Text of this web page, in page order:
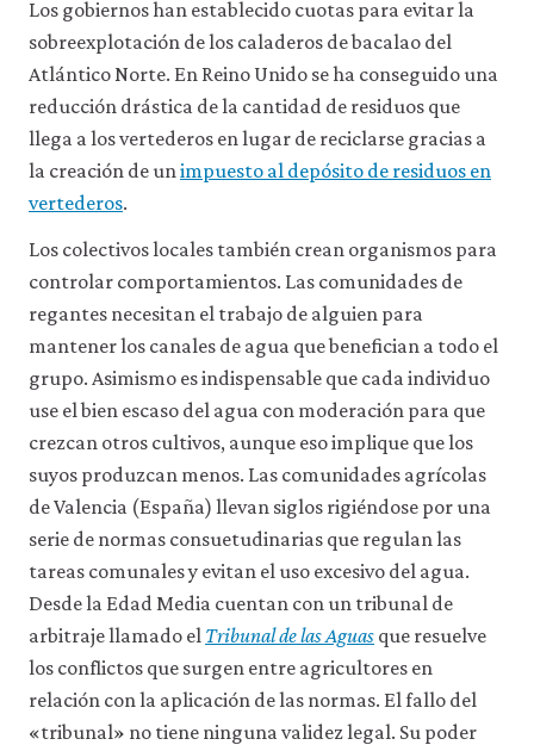
Los gobiernos han establecido cuotas para evitar la
sobreexplotación de los caladeros de bacalao del
Atlántico Norte. En Reino Unido se ha conseguido una
reducción drástica de la cantidad de residuos que
llega a los vertederos en lugar de reciclarse gracias a
la creación de unimpuesto al depósito de residuos en
vertederos.
Los colectivos locales también crean organismos para
controlar comportamientos. Las comunidades de
regantes necesitan el trabajo de alguien para
mantener los canales de agua que benefician a todo el
grupo. Asimismo es indispensable que cada individuo
use el bien escaso del agua con moderación para que
crezcan otros cultivos, aunque eso implique que los
suyos produzcan menos. Las comunidades agrícolas
de Valencia (España) llevan siglos rigiéndose por una
serie de normas consuetudinarias que regulan las
tareas comunales y evitan el uso excesivo del agua.
Desde la Edad Media cuentan con un tribunal de
arbitraje llamado el Tribunal de las Aguas que resuelve
los conflictos que surgen entre agricultores en
relación con la aplicación de las normas. El fallo del
«tribunal» no tiene ninguna validez legal. Su poder